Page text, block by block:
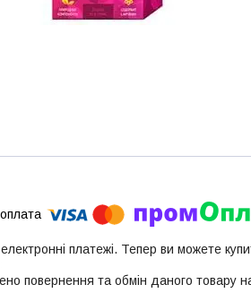
електронні платежі. Тепер ви можете
повернення та обмін даного товару